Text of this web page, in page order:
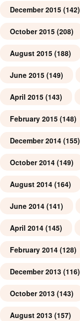
December 2015 (142)
October 2015 (208)
August 2015 (188)
June 2015 (149)
April 2015 (143)
February 2015 (148)
December 2014 (155)
October 2014 (149)
August 2014 (164)
June 2014 (141)
April 2014 (145)
February 2014 (128)
December 2013 (116)
October 2013 (143)
August 2013 (157)